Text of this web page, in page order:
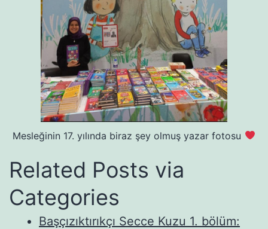
Mesleğinin 17. yılında biraz şey olmuş yazar fotosu
Related Posts via
Categories
Başçızıktırıkçı Secce Kuzu 1. bölüm: